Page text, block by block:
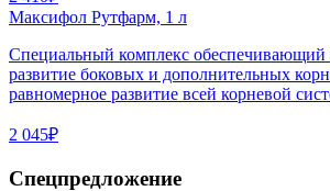
Максифол Рутфарм, 1 л
Cпециальный комплекс обеспечивающий
развитие боковых и дополнительных
равномерное развитие всей корневой
2 045₽
Спецпредложение